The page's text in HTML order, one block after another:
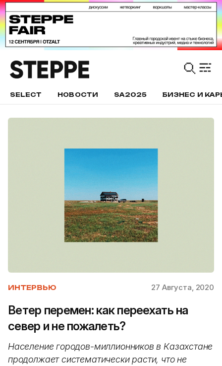
SELECT НОВОСТИ SA2025 БИЗНЕС И
ИНТЕРВЬЮ 27 Августа, 2020
Ветер перемен: как переехать на
север и не пожалеть?
Население городов-миллионников в Казахстане
продолжает систематически расти, что не